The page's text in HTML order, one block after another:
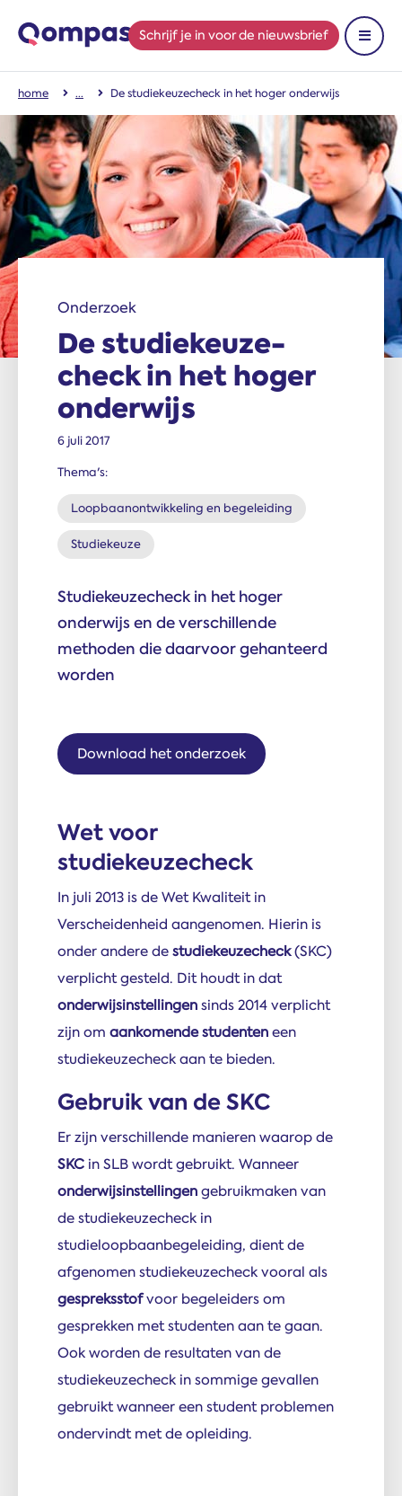
Schrijf je in voor de nieuwsbrief
Toon
home De studiekeuze­check in het hoger onderwijs
Onderzoek
De studiekeuze­
check in het hoger
onderwijs
6 juli 2017
Thema's:
Loopbaanontwikkeling en begeleiding
Studiekeuze
Studiekeuzecheck in het hoger
onderwijs en de verschillende
methoden die daarvoor gehanteerd
worden
Download het onderzoek
Wet voor
studiekeuzecheck
In juli 2013 is de Wet Kwaliteit in
Verscheidenheid aangenomen. Hierin is
onder andere destudiekeuzecheck(SKC)
verplicht gesteld. Dit houdt in dat
onderwijsinstellingensinds 2014 verplicht
zijn om aankomende studenteneen
studiekeuzecheck aan te bieden.
Gebruik van de SKC
Er zijn verschillende manieren waarop de
SKC in SLB wordt gebruikt. Wanneer
onderwijsinstellingengebruikmaken van
de studiekeuzecheck in
studieloopbaanbegeleiding, dient de
afgenomen studiekeuzecheck vooral als
gespreksstofvoor begeleiders om
gesprekken met studenten aan te gaan.
Ook worden de resultaten van de
studiekeuzecheck in sommige gevallen
gebruikt wanneer een student problemen
ondervindt met de opleiding.